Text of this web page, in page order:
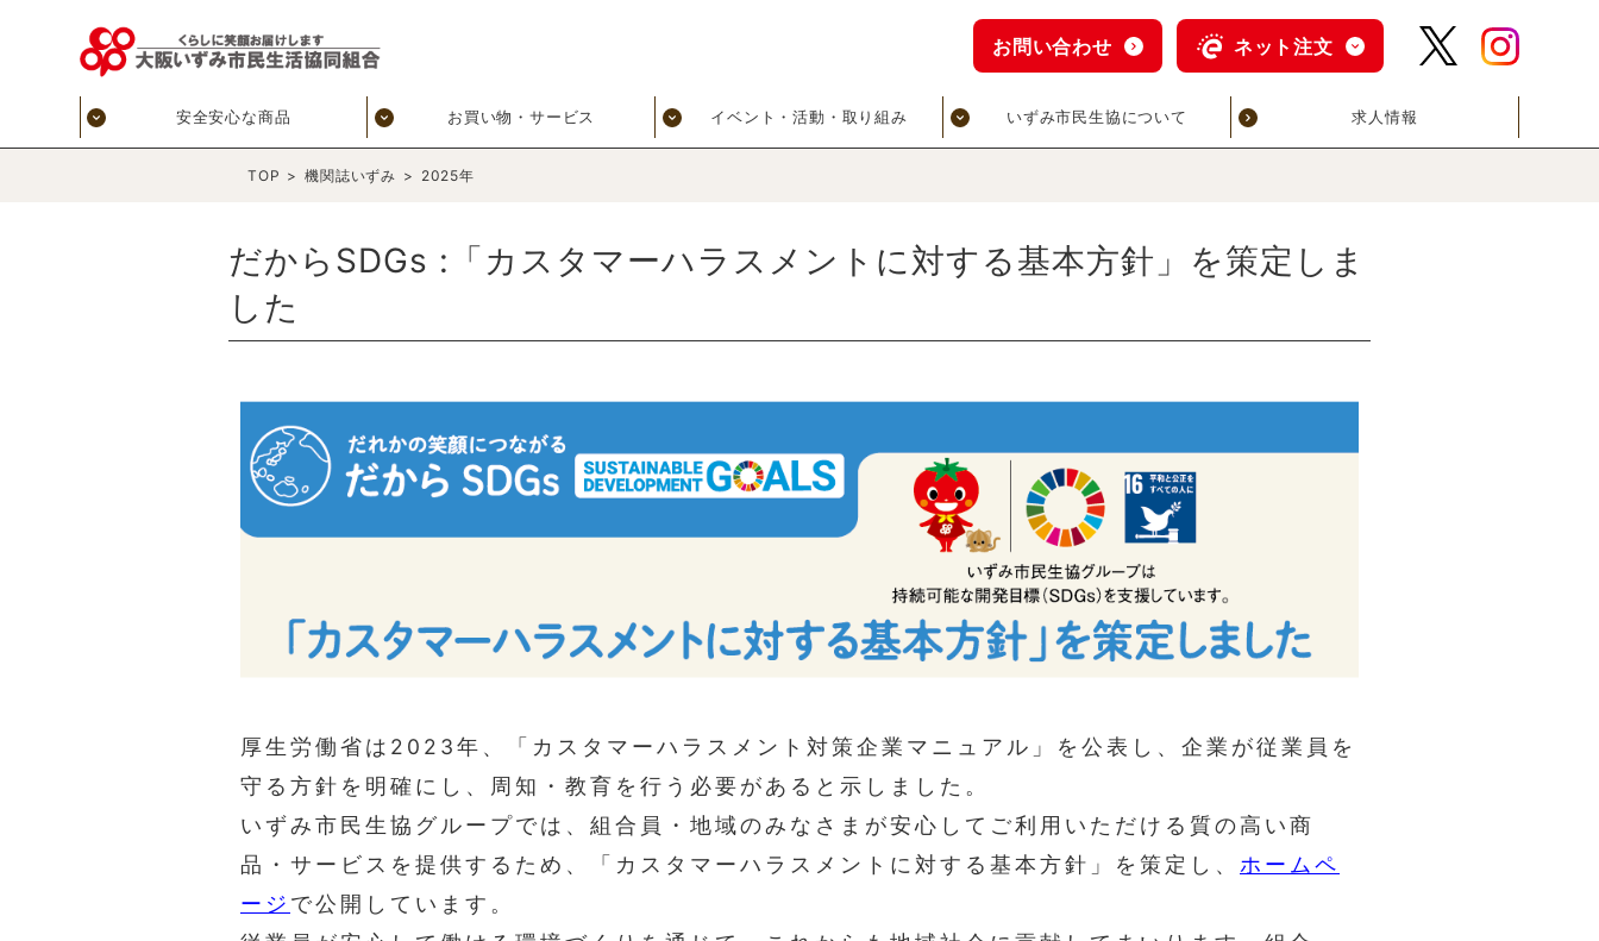
安全安心な商品 お買い物・サービス イベント・活動・取り組み いずみ市民生協について 求人情報
お問い合わせ ネット注文
TOP > 機関誌いずみ > 2025年
だからSDGs :「カスタマーハラスメントに対する基本方針」を策定しま
した
厚生労働省は2023年、「カスタマーハラスメント対策企業マニュアル」を公表し、企業が従業員を
守る方針を明確にし、周知・教育を行う必要があると示しました。
いずみ市民生協グループでは、組合員・地域のみなさまが安心してご利用いただける質の高い商
品・サービスを提供するため、「カスタマーハラスメントに対する基本方針」を策定し、 ホームペ
ージ で公開しています。